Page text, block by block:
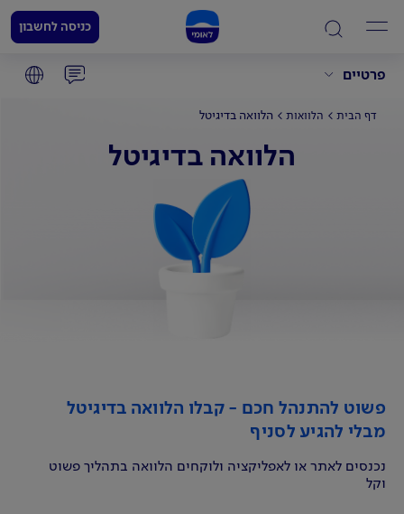
פרטיים
כניסה לחשבון
דף הבית הלוואות הלוואה בדיגיטל
הלוואה בדיגיטל
פשוט להתנהל חכם - קבלו הלוואה בדיגיטל
מבלי להגיע לסניף
נכנסים לאתר או לאפליקציה ולוקחים הלוואה בתהליך פשוט
וקל